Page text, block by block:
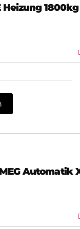
1800kg
Automatik